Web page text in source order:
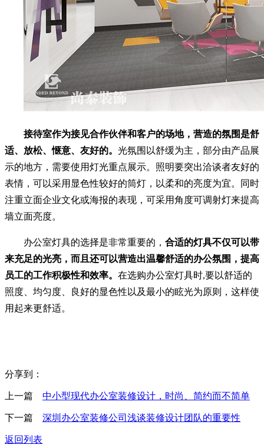
接待室作为接见合作伙伴和客户的场地，营造的氛围是舒
适、放松、惬意、友好的。 光氛围以舒缓为主，部分由产品展
示的地方，需要使用灯光重点展示。照明要突出洽谈者友好的
表情，可以采用显色性较好的筒灯，以柔和的亮度为宜。同时
注重立面企业文化或海报的表现，可采用角度可调射灯来提高
墙立面亮度。
办公室灯具的选择是非常重要的， 合适的灯具不仅可以带
来充足的光亮，而且还可以营造出温馨舒适的办公氛围，提高
员工的工作积极性和效率。 在选购办公室灯具时,要以舒适的
照度、均匀度、良好的显色性以及最小的眩光为原则，这样使
用起来更舒适。
分享到：
上一篇 中小型现代办公室装修设计，时尚、简约而不简单
下一篇 深圳办公室装修公司浅谈装修设计团队的重要性
返回列表